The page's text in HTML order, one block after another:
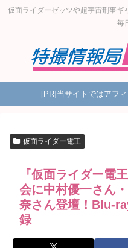
仮面ライダーゼッツや超宇宙刑事ギ
毎
[PR]当サイトではアフ
仮面ライダー電王
『仮面ライダー電
会に中村優一さん
奈さん登壇！Blu-
録